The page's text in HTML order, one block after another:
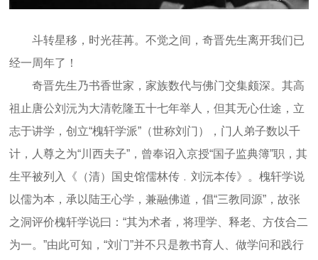
斗转星移，时光荏苒。不觉之间，奇晋先生离开我们已
经一周年了！
奇晋先生乃书香世家，家族数代与佛门交集颇深。其高
祖止唐公刘沅为大清乾隆五十七年举人，但其无心仕途，立
志于讲学，创立“槐轩学派”（世称刘门），门人弟子数以千
计，人尊之为“川西夫子”，曾奉诏入京授“国子监典簿”职，其
生平被列入《（清）国史馆儒林传﹒刘沅本传》。槐轩学说
以儒为本，承以陆王心学，兼融佛道，倡“三教同源”，故张
之洞评价槐轩学说曰：“其为术者，将理学、释老、方伎合二
为一。”由此可知，“刘门”并不只是教书育人、做学问和践行